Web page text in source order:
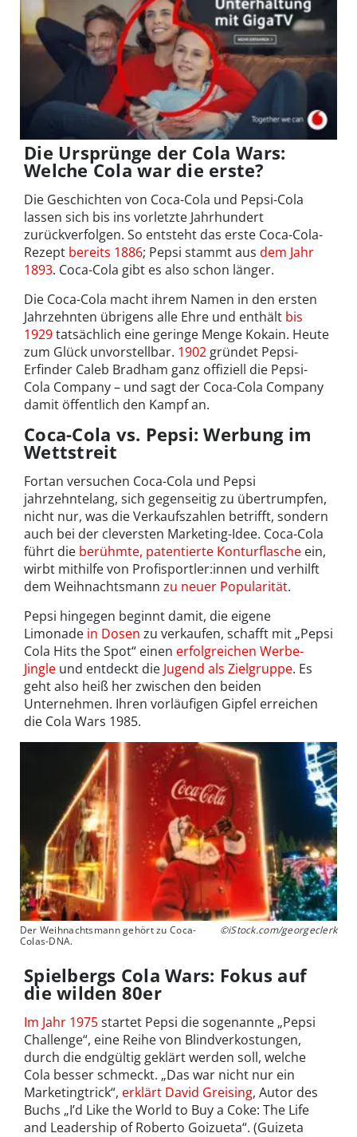
Die Ursprünge der Cola Wars:
Welche Cola war die erste?
Die Geschichten von Coca-Cola und Pepsi-Cola
lassen sich bis ins vorletzte Jahrhundert
zurückverfolgen. So entsteht das erste Coca-Cola-
Rezept bereits 1886; Pepsi stammt aus dem Jahr
1893. Coca-Cola gibt es also schon länger.
Die Coca-Cola macht ihrem Namen in den ersten
Jahrzehnten übrigens alle Ehre und enthält bis
1929tatsächlich eine geringe Menge Kokain. Heute
zum Glück unvorstellbar. 1902 gründet Pepsi-
Erfinder Caleb Bradham ganz offiziell die Pepsi-
Cola Company – und sagt der Coca-Cola Company
damit öffentlich den Kampf an.
Coca-Cola vs. Pepsi: Werbung im
Wettstreit
Fortan versuchen Coca-Cola und Pepsi
jahrzehntelang, sich gegenseitig zu übertrumpfen,
nicht nur, was die Verkaufszahlen betrifft, sondern
auch bei der cleversten Marketing-Idee. Coca-Cola
führt die berühmte, patentierte Konturflasche ein,
wirbt mithilfe von Profisportler:innen und verhilft
dem Weihnachtsmann zu neuer Popularität.
Pepsi hingegen beginnt damit, die eigene
Limonade in Dosen zu verkaufen, schafft mit „Pepsi
Cola Hits the Spot“ einen erfolgreichen Werbe-
Jingle und entdeckt die Jugend als Zielgruppe. Es
geht also heiß her zwischen den beiden
Unternehmen. Ihren vorläufigen Gipfel erreichen
die Cola Wars 1985.
Der Weihnachtsmann gehört zu Coca-
Colas-DNA.
©iStock.com/georgeclerk
Spielbergs Cola Wars: Fokus auf
die wilden 80er
Im Jahr 1975startet Pepsi die sogenannte „Pepsi
Challenge“, eine Reihe von Blindverkostungen,
durch die endgültig geklärt werden soll, welche
Cola besser schmeckt. „Das war nicht nur ein
Marketingtrick“, erklärt David Greising, Autor des
Buchs „I’d Like the World to Buy a Coke: The Life
and Leadership of Roberto Goizueta“. (Guizeta